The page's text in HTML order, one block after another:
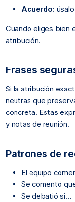
Acuerdo:
Cuando eliges bien
atribución.
Frases
Si la atribución
neutras que
concreta. Estas
y notas de reunión.
Patrones de
El equipo
Se comentó
Se debatió si…